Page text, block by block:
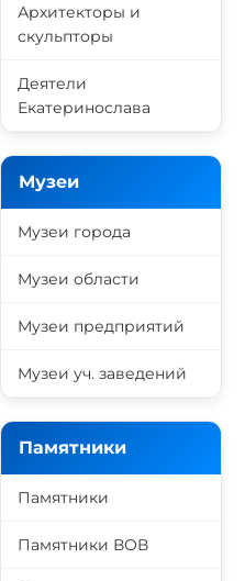
Архитекторы и
скульпторы
Деятели
Екатеринослава
Музеи
Музеи города
Музеи области
Музеи предприятий
Музеи уч. заведений
Памятники
Памятники
Памятники ВОВ